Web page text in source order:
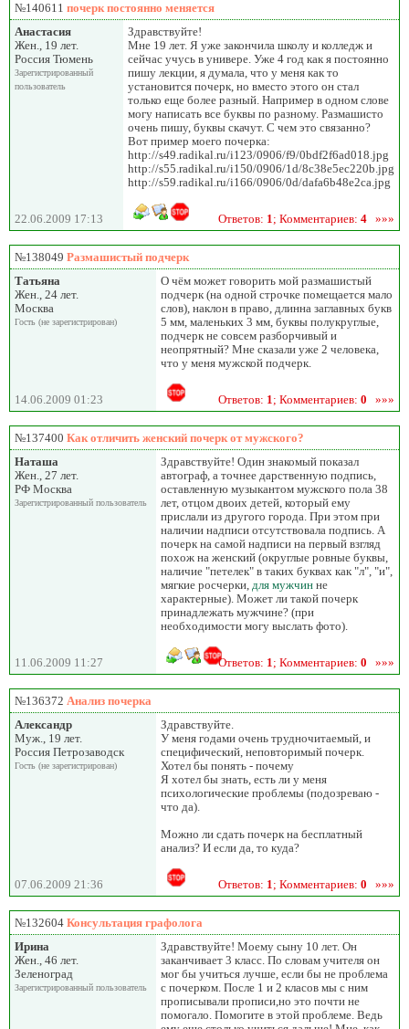
№140611 почерк постоянно меняется
Анастасия
Жен., 19 лет.
Россия Тюмень
Зарегистрированный
пользователь
Здравствуйте!
Мне 19 лет. Я уже закончила школу и колледж и
сейчас учусь в универе. Уже 4 год как я постоянно
пишу лекции, я думала, что у меня как то
установится почерк, но вместо этого он стал
только еще более разный. Например в одном слове
могу написать все буквы по разному. Размашисто
очень пишу, буквы скачут. С чем это связанно?
Вот пример моего почерка:
http://s49.radikal.ru/i123/0906/f9/0bdf2f6ad018.jpg
http://s55.radikal.ru/i150/0906/1d/8c38e5ec220b.jpg
http://s59.radikal.ru/i166/0906/0d/dafa6b48e2ca.jpg
22.06.2009 17:13 Ответов: 1; Комментариев: 4 »»»
№138049 Размашистый подчерк
Татьяна
Жен., 24 лет.
Москва
Гость (не зарегистрирован)
О чём может говорить мой размашистый
подчерк (на одной строчке помещается мало
слов), наклон в право, длинна заглавных букв
5 мм, маленьких 3 мм, буквы полукруглые,
подчерк не совсем разборчивый и
неопрятный? Мне сказали уже 2 человека,
что у меня мужской подчерк.
14.06.2009 01:23 Ответов: 1; Комментариев: 0 »»»
№137400 Как отличить женский почерк от мужского?
Наташа
Жен., 27 лет.
РФ Москва
Зарегистрированный пользователь
Здравствуйте! Один знакомый показал
автограф, а точнее дарственную подпись,
оставленную музыкантом мужского пола 38
лет, отцом двоих детей, который ему
прислали из другого города. При этом при
наличии надписи отсутствовала подпись. А
почерк на самой надписи на первый взгляд
похож на женский (округлые ровные буквы,
наличие "петелек" в таких буквах как "л", "и",
мягкие росчерки, для мужчин не
характерные). Может ли такой почерк
принадлежать мужчине? (при
необходимости могу выслать фото).
11.06.2009 11:27 Ответов: 1; Комментариев: 0 »»»
№136372 Анализ почерка
Александр
Муж., 19 лет.
Россия Петрозаводск
Гость (не зарегистрирован)
Здравствуйте.
У меня годами очень трудночитаемый, и
специфический, неповторимый почерк.
Хотел бы понять - почему
Я хотел бы знать, есть ли у меня
психологические проблемы (подозреваю -
что да).
Можно ли сдать почерк на бесплатный
анализ? И если да, то куда?
07.06.2009 21:36 Ответов: 1; Комментариев: 0 »»»
№132604 Консультация графолога
Ирина
Жен., 46 лет.
Зеленоград
Зарегистрированный пользователь
Здравствуйте! Моему сыну 10 лет. Он
заканчивает 3 класс. По словам учителя он
мог бы учиться лучше, если бы не проблема
с почерком. После 1 и 2 класов мы с ним
прописывали прописи,но это почти не
помогало. Помогите в этой проблеме. Ведь